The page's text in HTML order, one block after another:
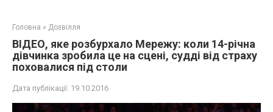
Головна » Дозвілля
ВІДЕО, яке розбурхало Мережу: коли 14-річна
дівчинка зробила це на сцені, судді від страху
поховалися під столи
Дата публікації: 19.10.2016